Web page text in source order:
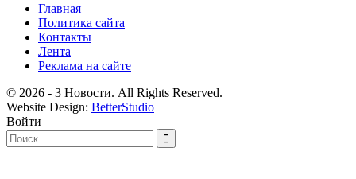
Главная
Политика сайта
Контакты
Лента
Реклама на сайте
© 2026 - 3 Новости. All Rights Reserved.
Website Design: BetterStudio
Войти